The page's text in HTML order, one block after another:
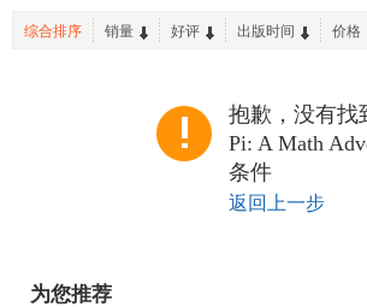
综合排序 销量 好评 出版时间 价格
抱歉，没有找
Pi: A Math
条件
返回上一步
为您推荐